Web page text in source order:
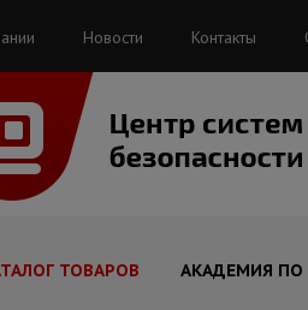
Новости Контакты
ТОВАРОВ АКАДЕМИЯ ПО